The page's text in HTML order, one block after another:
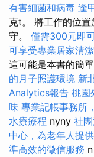
有害細菌和病毒 逢
克t。 將工作的位
守。 僅需300元即
可享受專業居家清
這可能是本書的簡
的月子照護環境 新
Analytics報告 桃園
味 專業記帳事務所
水療療程 nyny 社
中心，為老年人提
準高效的徵信服務 n